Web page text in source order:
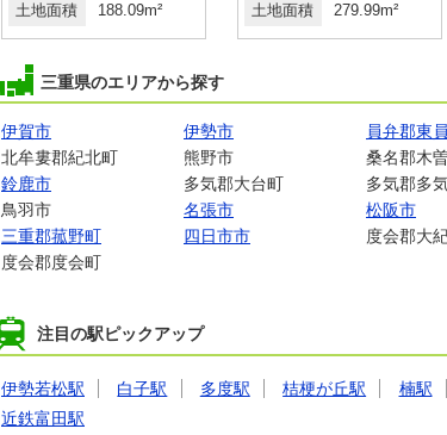
土地面積 188.09m² 土地面積 279.99m²
三重県のエリアから探す
伊賀市 伊勢市 員弁郡東
北牟婁郡紀北町
熊野市 桑名郡木
鈴鹿市
多気郡大台町 多気郡多
鳥羽市
名張市 松阪市
三重郡菰野町
四日市市 度会郡大
度会郡度会町
注目の駅ピックアップ
伊勢若松駅 白子駅 多度駅 桔梗が丘駅 楠駅
近鉄富田駅